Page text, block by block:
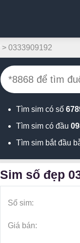
> 0333909192
Tìm sim có số
Tìm sim có đầu
Tìm sim bắt đầu
Sim số đẹp
Số sim:
Giá bán: